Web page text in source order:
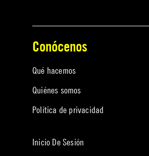
Conócenos
Qué hacemos
Quiénes somos
Política de privacidad
Inicio De Sesión